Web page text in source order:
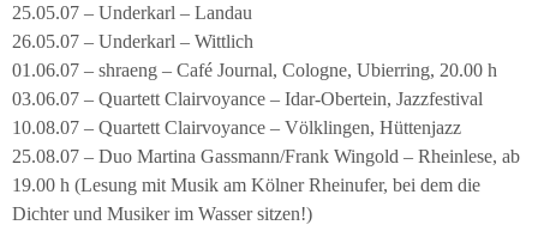
25.05.07 – Underkarl – Landau
26.05.07 – Underkarl – Wittlich
01.06.07 – shraeng – Café Journal, Cologne, Ubierring, 20.00 h
03.06.07 – Quartett Clairvoyance – Idar-Obertein, Jazzfestival
10.08.07 – Quartett Clairvoyance – Völklingen, Hüttenjazz
25.08.07 – Duo Martina Gassmann/Frank Wingold – Rheinlese, ab
19.00 h (Lesung mit Musik am Kölner Rheinufer, bei dem die
Dichter und Musiker im Wasser sitzen!)